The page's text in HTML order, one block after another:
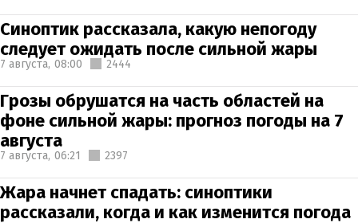
Синоптик рассказала, какую непогоду
следует ожидать после сильной жары
7 августа, 08:00 2444
Грозы обрушатся на часть областей на
фоне сильной жары: прогноз погоды на 7
августа
7 августа, 06:21 2397
Жара начнет спадать: синоптики
рассказали, когда и как изменится погода